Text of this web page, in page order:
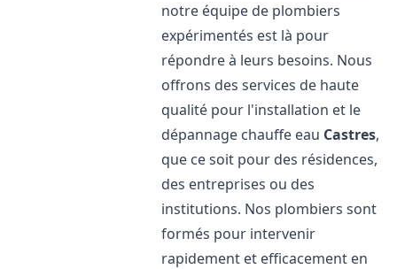
notre équipe de plombiers
expérimentés est là pour
répondre à leurs besoins. Nous
offrons des services de haute
qualité pour l'installation et le
dépannage chauffe eau Castres,
que ce soit pour des résidences,
des entreprises ou des
institutions. Nos plombiers sont
formés pour intervenir
rapidement et efficacement en